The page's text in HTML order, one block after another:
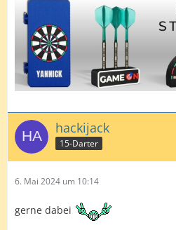
hackijack
15-Darter
6. Mai 2024 um 10:14
gerne dabei